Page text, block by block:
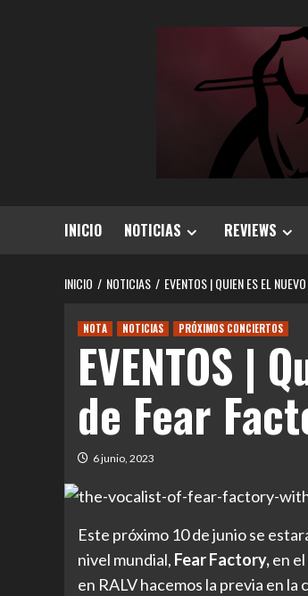
INICIO NOTICIAS REVIEWS
INICIO NOTICIAS EVENTOS | QUIEN ES EL
NOTA NOTICIAS PRÓXIMOS CONCIERTOS
EVENTOS |
de Fear
6 junio, 2023
Este próximo 10 de junio se
nivel mundial, Fear Factory,en
en RALV hacemos la previa en